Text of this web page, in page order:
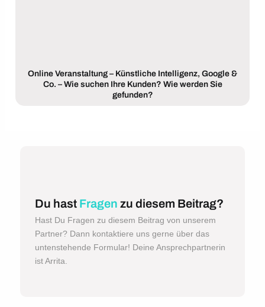
Online Veranstaltung – Künstliche Intelligenz, Google &
Co. – Wie suchen Ihre Kunden? Wie werden Sie
gefunden?
Du hast Fragen zu diesem Beitrag?
Hast Du Fragen zu diesem Beitrag von unserem
Partner? Dann kontaktiere uns gerne über das
untenstehende Formular! Deine Ansprechpartnerin
ist Arrita.